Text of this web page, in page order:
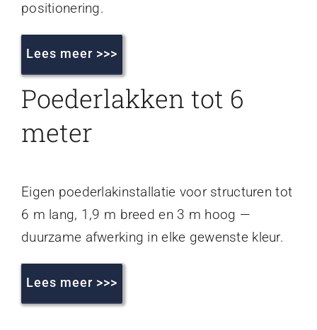
positionering.
Lees meer >>>
Poederlakken tot 6
meter
Eigen poederlakinstallatie voor structuren tot
6 m lang, 1,9 m breed en 3 m hoog —
duurzame afwerking in elke gewenste kleur.
Lees meer >>>